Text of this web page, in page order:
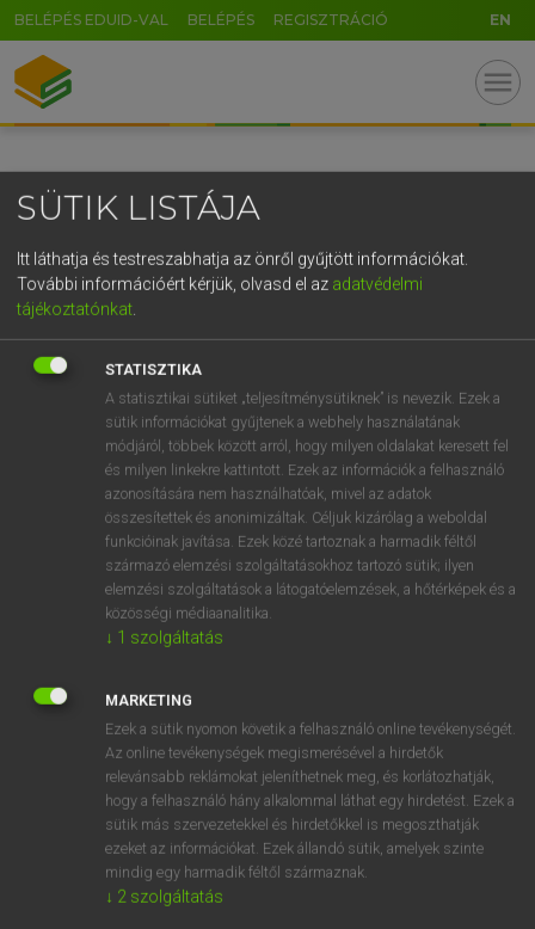
BELÉPÉS EDUID-VAL BELÉPÉS REGISZTRÁCIÓ EN
menu
OOOOPS!
SZOTAR.NET APPLIKÁCIÓ
MICROSOFT OFFICE BŐVÍTMÉNY
BEÉPÜLŐ SZÓTÁRMODUL
ONLINE NYELVVIZSGA
SÜTIK LISTÁJA
Itt láthatja és testreszabhatja az önről gyűjtött információkat.
További információért kérjük, olvasd el az adatvédelmi
tájékoztatónkat
STATISZTIKA
A statisztikai sütiket „teljesítménysütiknek” is nevezik. Ezek a
sütik információkat gyűjtenek a webhely használatának
módjáról, többek között arról, hogy milyen oldalakat keresett fel
és milyen linkekre kattintott. Ezek az információk a felhasználó
azonosítására nem használhatóak, mivel az adatok
összesítettek és anonimizáltak. Céljuk kizárólag a weboldal
funkcióinak javítása. Ezek közé tartoznak a harmadik féltől
származó elemzési szolgáltatásokhoz tartozó sütik; ilyen
elemzési szolgáltatások a látogatóelemzések, a hőtérképek és a
közösségi médiaanalitika.
↓ 1 szolgáltatás
MARKETING
Ezek a sütik nyomon követik a felhasználó online tevékenységét.
Az online tevékenységek megismerésével a hirdetők
relevánsabb reklámokat jeleníthetnek meg, és korlátozhatják,
hogy a felhasználó hány alkalommal láthat egy hirdetést. Ezek a
sütik más szervezetekkel és hirdetőkkel is megoszthatják
ezeket az információkat. Ezek állandó sütik, amelyek szinte
mindig egy harmadik féltől származnak.
↓ 2 szolgáltatás
GR
5
g h k l
v b n m , . - AltGr